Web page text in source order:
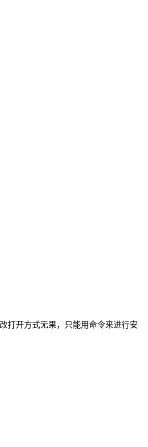
打开方式无果，只能用命令来进行安